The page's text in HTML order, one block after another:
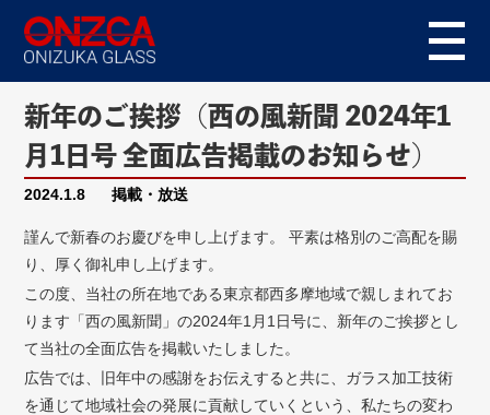
新年のご挨拶（西の風新聞 2024年1
月1日号 全面広告掲載のお知らせ）
2024.1.8 掲載・放送
謹んで新春のお慶びを申し上げます。 平素は格別のご高配を賜
り、厚く御礼申し上げます。
この度、当社の所在地である東京都西多摩地域で親しまれてお
ります「西の風新聞」の2024年1月1日号に、新年のご挨拶とし
て当社の全面広告を掲載いたしました。
広告では、旧年中の感謝をお伝えすると共に、ガラス加工技術
を通じて地域社会の発展に貢献していくという、私たちの変わ